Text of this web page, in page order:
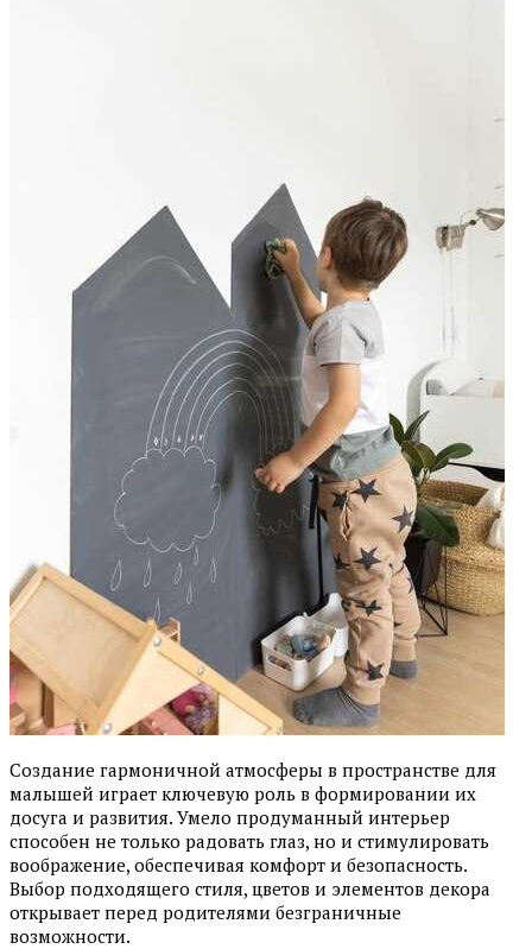
Создание гармоничной атмосферы в пространстве для
малышей играет ключевую роль в формировании их
досуга и развития. Умело продуманный интерьер
способен не только радовать глаз, но и стимулировать
воображение, обеспечивая комфорт и безопасность.
Выбор подходящего стиля, цветов и элементов декора
открывает перед родителями безграничные
возможности.